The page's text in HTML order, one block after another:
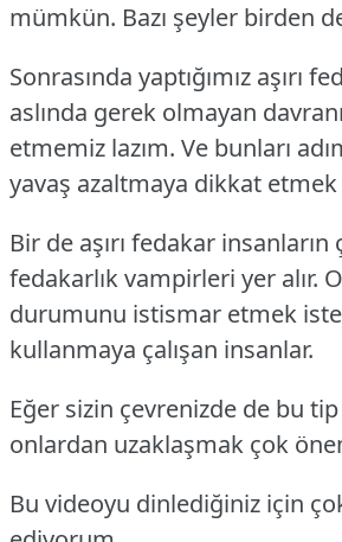
mümkün. Bazı şeyler birden
Sonrasında yaptığımız aşırı
aslında gerek olmayan
etmemiz lazım. Ve bunları
yavaş azaltmaya dikkat etmek
Bir de aşırı fedakar
fedakarlık vampirleri yer alır.
durumunu istismar etmek
kullanmaya çalışan insanlar.
Eğer sizin çevrenizde de bu
onlardan uzaklaşmak çok
Bu videoyu dinlediğiniz için